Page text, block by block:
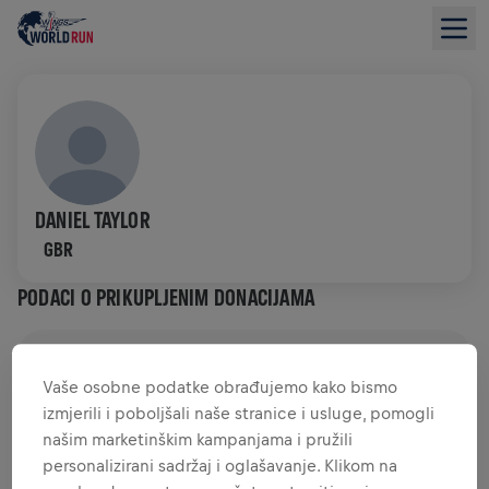
DANIEL TAYLOR
GBR
PODACI O PRIKUPLJENIM DONACIJAMA
DONACIJE DONIRAJ
Pruži svoj doprinos donacijom! 100% iznosa tvoje
donacije bit će utrošeno na istraživanja ozljeda leđne
Vaše osobne podatke obrađujemo kako bismo
izmjerili i poboljšali naše stranice i usluge, pomogli
našim marketinškim kampanjama i pružili
personalizirani sadržaj i oglašavanje. Klikom na